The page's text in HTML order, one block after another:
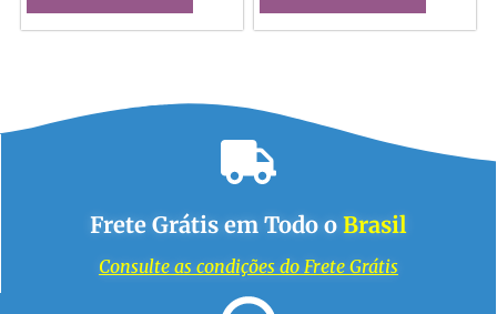
Frete Grátis em Todo o Brasil
Consulte as condições do Frete Grátis